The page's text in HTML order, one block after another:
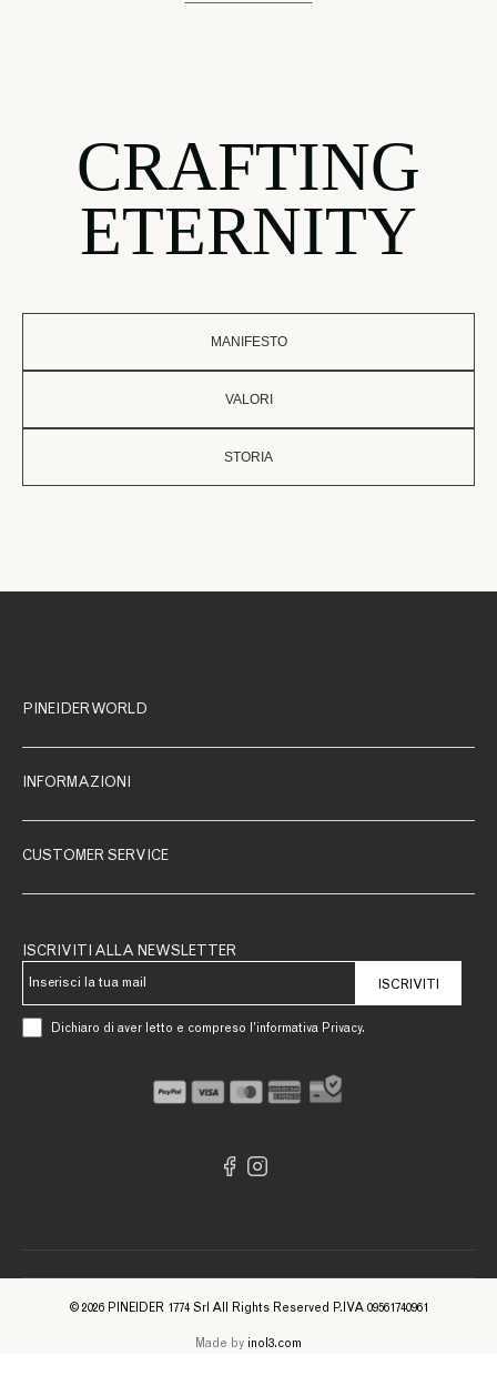
CRAFTING
ETERNITY
MANIFESTO
VALORI
STORIA
PINEIDER WORLD
INFORMAZIONI
CUSTOMER SERVICE
ISCRIVITI ALLA NEWSLETTER
ISCRIVITI
Dichiaro di aver letto e compreso l’informativa Privacy.
© 2026 PINEIDER 1774 Srl All Rights Reserved P.IVA 09561740961
Made by inol3.com